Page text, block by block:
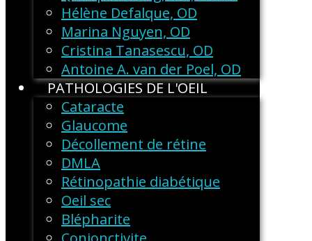
Hélène Defalque, OD
Marina Nguyen, OD
Cristina Tanasescu, OD
Antoine A. van der Poel, OD
PATHOLOGIES DE L'OEIL
Cataracte
Glaucome
Décollement de rétine
DMLA
Rétinopathie diabétique
Oeil sec
Blépharite